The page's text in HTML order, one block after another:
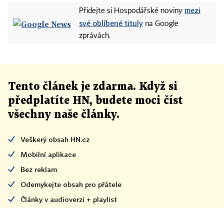
Přidejte si Hospodářské noviny mezi
své oblíbené tituly na Google
zprávách.
Tento článek je zdarma. Když si
předplatíte HN, budete moci číst
všechny naše články.
Veškerý obsah HN.cz
Mobilní aplikace
Bez reklam
Odemykejte obsah pro přátele
Články v audioverzi + playlist